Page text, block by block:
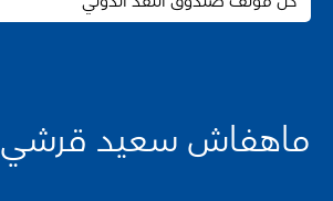
ماهفاش سعيد قرشي